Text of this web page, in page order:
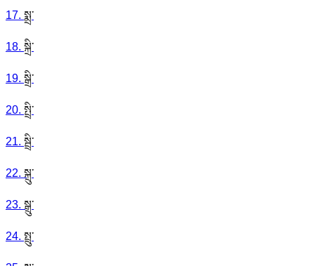
17. སྨྲ་
18. སྐྲི་
19. སྒྲི་
20. སྤྲི་
21. སྦྲི་
22. སྐྲུ་
23. སྒྲུ་
24. སྤྲུ་